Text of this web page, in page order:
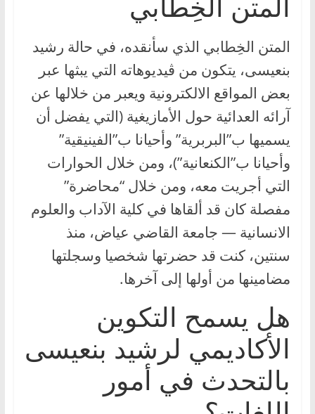
المتن الخِطابي الذي سأنقده، في حالة رشيد
بنعيسى، يتكون من ڤيديوهاته التي يبثها عبر
بعض المواقع الالكترونية ويعبر من خلالها عن
آرائه العدائية حول الأمازيغية (التي يفضل أن
يسميها ب”البربرية” وأحيانا ب”الفينيقية”
وأحيانا ب”الكنعانية”)، ومن خلال الحوارات
التي أجريت معه، ومن خلال “محاضرة”
مفصلة كان قد ألقاها في كلية الآداب والعلوم
الانسانية — جامعة القاضي عياض، منذ
سنتين، كنت قد حضرتها شخصيا وسجلتها
مضامينها من أولها إلى آخرها.
هل يسمح التكوين
الأكاديمي لرشيد بنعيسى
بالتحدث في أمور